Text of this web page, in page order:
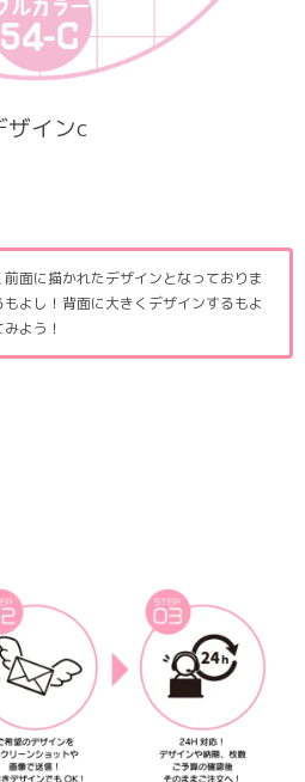
ザインc
面に描かれたデザインとなっておりま
よし！背面に大きくデザインするもよ
よう！